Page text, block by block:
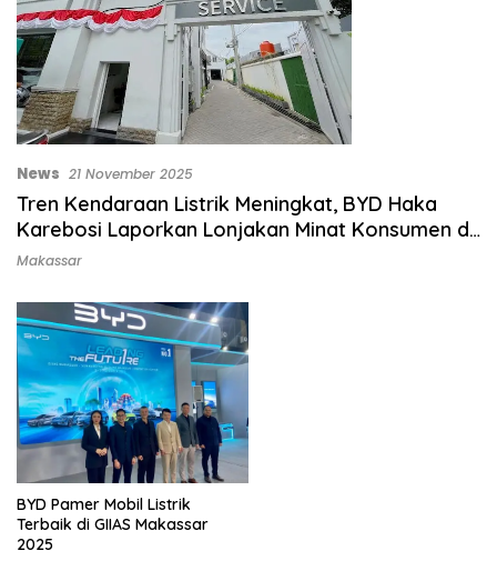
News 21 November 2025
Tren Kendaraan Listrik Meningkat, BYD Haka
Karebosi Laporkan Lonjakan Minat Konsumen di
2025
Makassar
BYD Pamer Mobil Listrik
Terbaik di GIIAS Makassar
2025